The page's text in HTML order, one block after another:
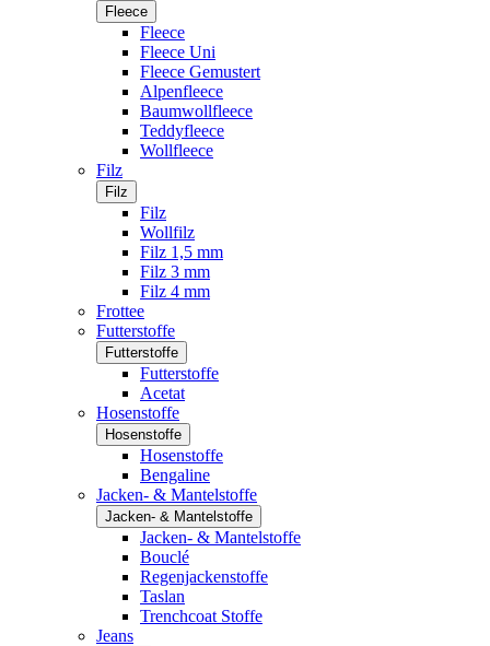
Fleece
Fleece
Fleece Uni
Fleece Gemustert
Alpenfleece
Baumwollfleece
Teddyfleece
Wollfleece
Filz
Filz
Filz
Wollfilz
Filz 1,5 mm
Filz 3 mm
Filz 4 mm
Frottee
Futterstoffe
Futterstoffe
Futterstoffe
Acetat
Hosenstoffe
Hosenstoffe
Hosenstoffe
Bengaline
Jacken- & Mantelstoffe
Jacken- & Mantelstoffe
Jacken- & Mantelstoffe
Bouclé
Regenjackenstoffe
Taslan
Trenchcoat Stoffe
Jeans